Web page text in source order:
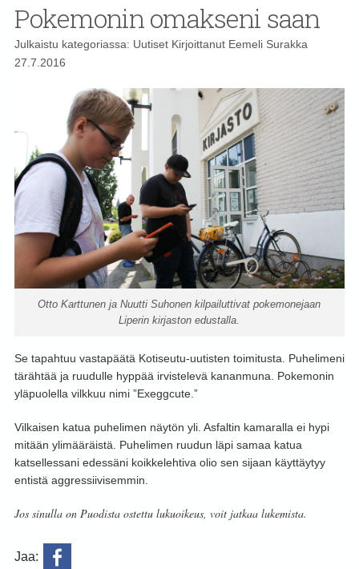
Pokemonin omakseni saan
Julkaistu kategoriassa: UutisetKirjoittanut Eemeli Surakka
27.7.2016
Otto Karttunen ja Nuutti Suhonen kilpailuttivat pokemonejaan
Liperin kirjaston edustalla.
Se tapahtuu vastapäätä Kotiseutu-uutisten toimitusta. Puhelimeni
tärähtää ja ruudulle hyppää irvistelevä kananmuna. Pokemonin
yläpuolella vilkkuu nimi ”Exeggcute.”
Vilkaisen katua puhelimen näytön yli. Asfaltin kamaralla ei hypi
mitään ylimääräistä. Puhelimen ruudun läpi samaa katua
katsellessani edessäni koikkelehtiva olio sen sijaan käyttäytyy
entistä aggressiivisemmin.
Jos sinulla on Puodista ostettu lukuoikeus, voit jatkaa lukemista.
Jaa: